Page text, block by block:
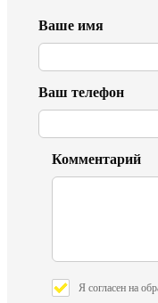
Ваше имя
Ваш телефон
Комментарий
Я согласен на